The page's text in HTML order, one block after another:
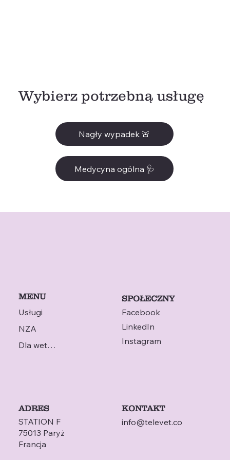
Wybierz potrzebną usługę
Nagły wypadek 🚨
Medycyna ogólna 🩺
MENU
Usługi
NZA
Dla weterynarza
KONTAKT
info@televet.co
ADRES
STATION F
75013 Paryż
Francja
SPOŁECZNY
Facebook
LinkedIn
Instagram